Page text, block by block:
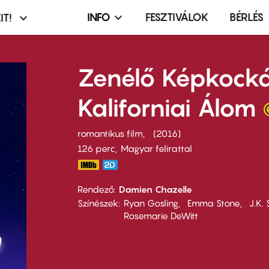
Infó,
terembérlés
menü
INFO FESZTIVÁLOK BÉRLÉS
Zenélő
Kaliforniai Álom
romantikus film
2016
126 perc,
Magyar felirattal
Rendező Damien Chazelle
Színészek
Ryan Gosling Emma Stone J.K.
Rosemarie DeWitt